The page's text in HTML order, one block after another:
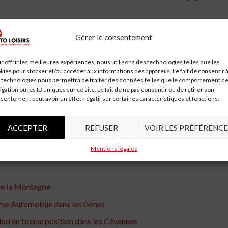
Gérer le consentement
offrir les meilleures expériences, nous utilisons des technologies telles que les
pour stocker et/ou accéder aux informations des appareils. Le fait de consentir à
technologies nous permettra de traiter des données telles que le comportement de
ou les ID uniques sur ce site. Le fait de ne pas consentir ou de retirer son
peut avoir un effet négatif sur certaines caractéristiques et fonctions.
ACCEPTER REFUSER VOIR LES
Mentions légales
impliqué dans des initiatives communautaires. Il soutient
est de transmettre sa passion et ses connaissances aux
source d’inspiration. De champion de l’automobile à
et sa communauté font de lui un modèle à suivre. Alors
différence.
la Montagne
Automobile dans les Gènes
en bonne position dans les Cévennes